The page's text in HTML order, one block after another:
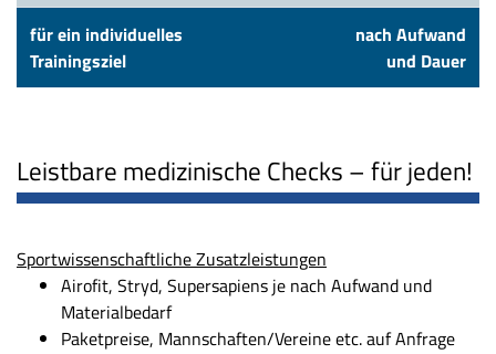
für ein individuelles
Trainingsziel
nach Aufwand
und Dauer
Leistbare medizinische Checks – für jeden!
Sportwissenschaftliche Zusatzleistungen
Airofit, Stryd, Supersapiens je nach Aufwand und
Materialbedarf
Paketpreise, Mannschaften/Vereine etc. auf Anfrage